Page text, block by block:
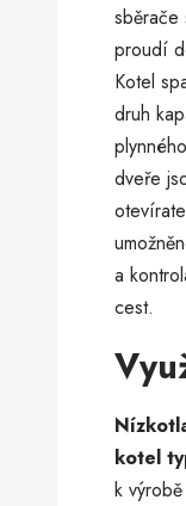
sběrače
proudí
Kotel
druh
dveře
a
cest.
kotel
k